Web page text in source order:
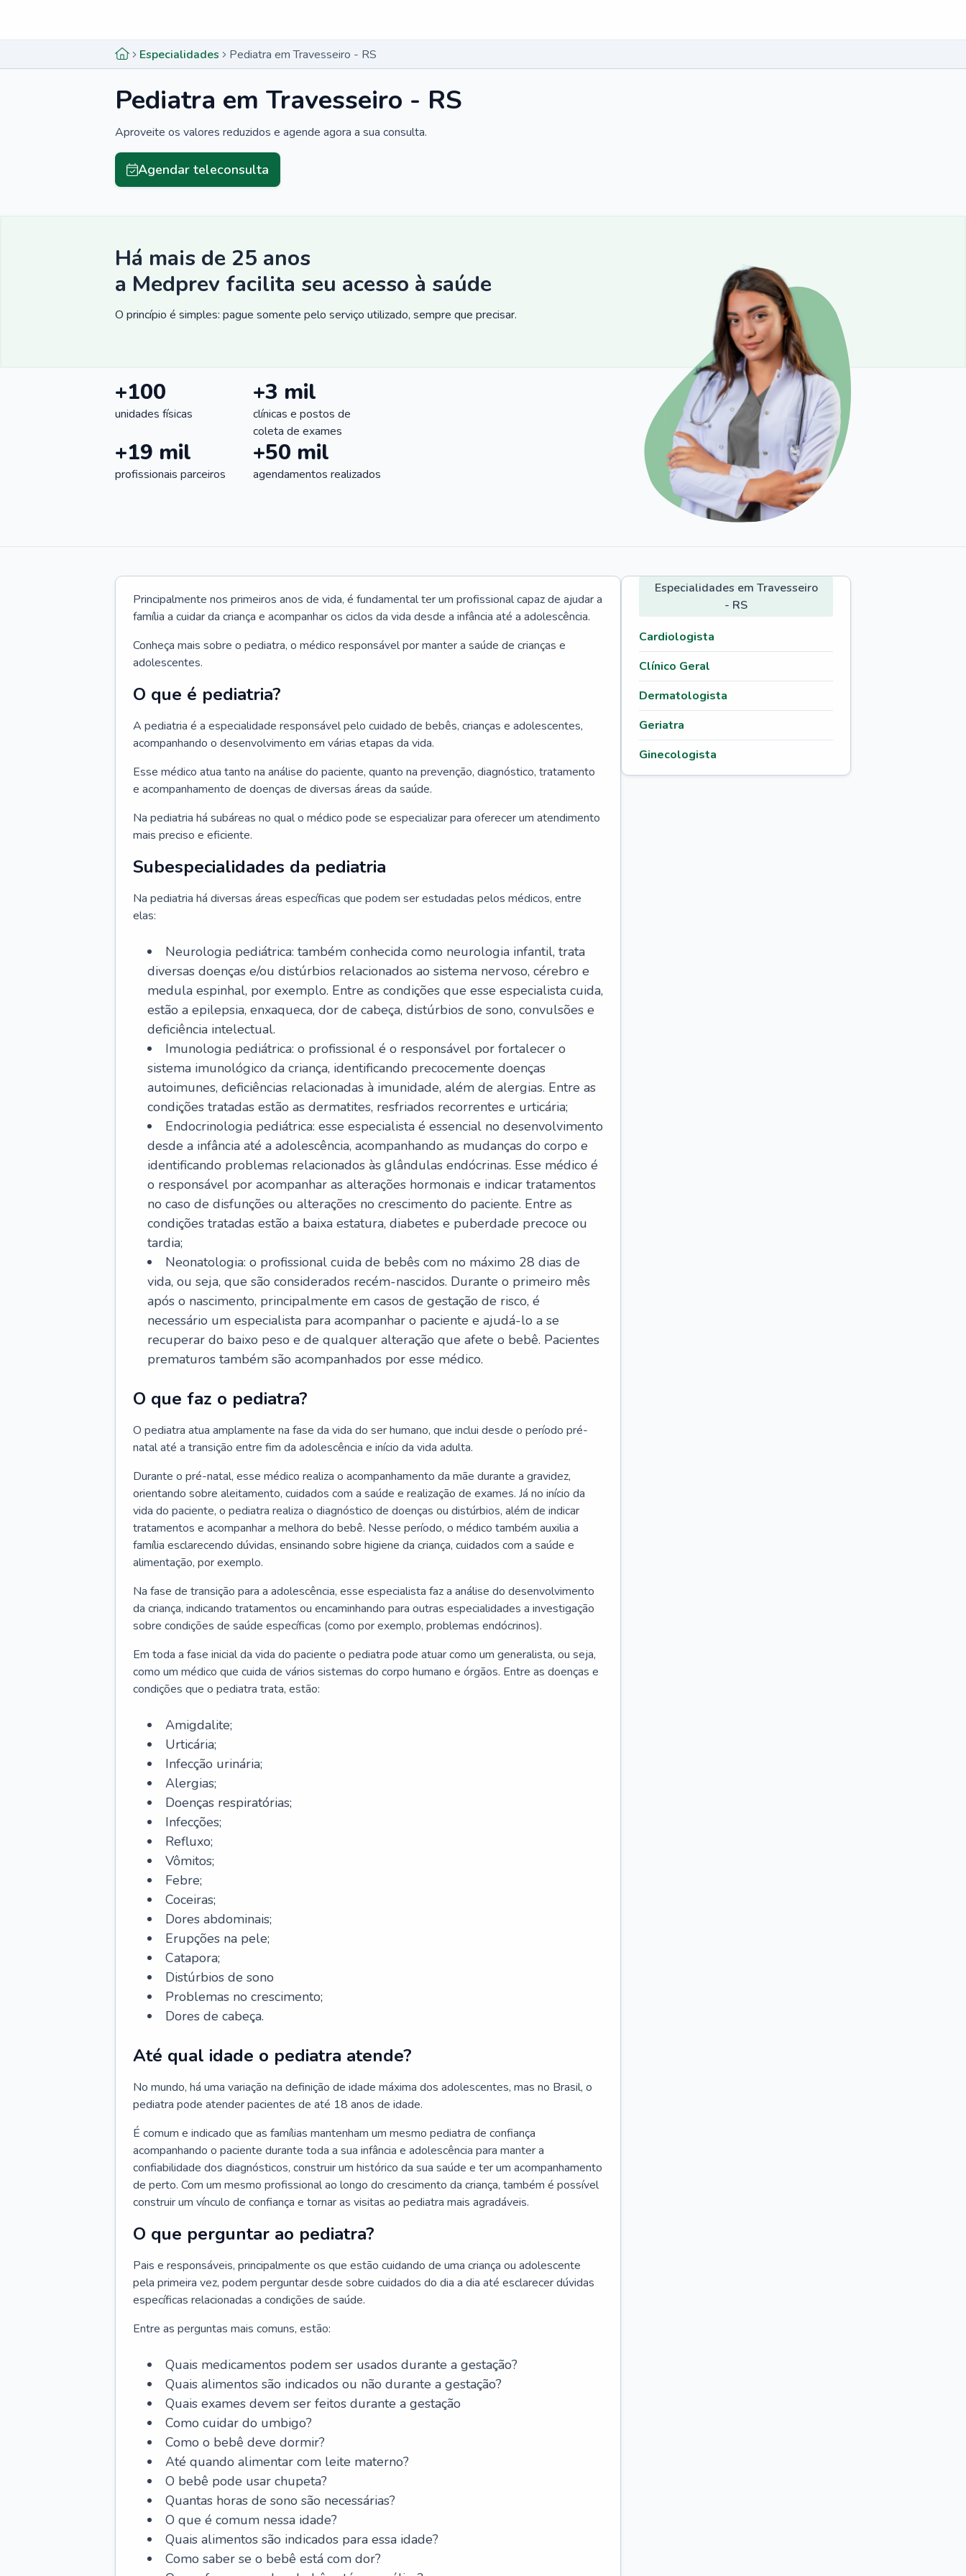
Especialidades Pediatra em Travesseiro - RS
Pediatra em Travesseiro - RS
Aproveite os valores reduzidos e agende agora a sua consulta.
Agendar teleconsulta
Há mais de 25 anos
a Medprev facilita seu acesso à saúde
O princípio é simples: pague somente pelo serviço utilizado, sempre que precisar.
+100
unidades físicas
+3 mil
clínicas e postos de
coleta de exames
+19 mil
profissionais parceiros
+50 mil
agendamentos realizados
Principalmente nos primeiros anos de vida, é fundamental ter um profissional capaz de ajudar a
família a cuidar da criança e acompanhar os ciclos da vida desde a infância até a adolescência.
Conheça mais sobre o pediatra, o médico responsável por manter a saúde de crianças e
adolescentes.
O que é pediatria?
A pediatria é a especialidade responsável pelo cuidado de bebês, crianças e adolescentes,
acompanhando o desenvolvimento em várias etapas da vida.
Esse médico atua tanto na análise do paciente, quanto na prevenção, diagnóstico, tratamento
e acompanhamento de doenças de diversas áreas da saúde.
Na pediatria há subáreas no qual o médico pode se especializar para oferecer um atendimento
mais preciso e eficiente.
Subespecialidades da pediatria
Na pediatria há diversas áreas específicas que podem ser estudadas pelos médicos, entre
elas:
Neurologia pediátrica: também conhecida como neurologia infantil, trata
diversas doenças e/ou distúrbios relacionados ao sistema nervoso, cérebro e
medula espinhal, por exemplo. Entre as condições que esse especialista cuida,
estão a epilepsia, enxaqueca, dor de cabeça, distúrbios de sono, convulsões e
deficiência intelectual.
Imunologia pediátrica: o profissional é o responsável por fortalecer o
sistema imunológico da criança, identificando precocemente doenças
autoimunes, deficiências relacionadas à imunidade, além de alergias. Entre as
condições tratadas estão as dermatites, resfriados recorrentes e urticária;
Endocrinologia pediátrica: esse especialista é essencial no desenvolvimento
desde a infância até a adolescência, acompanhando as mudanças do corpo e
identificando problemas relacionados às glândulas endócrinas. Esse médico é
o responsável por acompanhar as alterações hormonais e indicar tratamentos
no caso de disfunções ou alterações no crescimento do paciente. Entre as
condições tratadas estão a baixa estatura, diabetes e puberdade precoce ou
tardia;
Neonatologia: o profissional cuida de bebês com no máximo 28 dias de
vida, ou seja, que são considerados recém-nascidos. Durante o primeiro mês
após o nascimento, principalmente em casos de gestação de risco, é
necessário um especialista para acompanhar o paciente e ajudá-lo a se
recuperar do baixo peso e de qualquer alteração que afete o bebê. Pacientes
prematuros também são acompanhados por esse médico.
O que faz o pediatra?
O pediatra atua amplamente na fase da vida do ser humano, que inclui desde o período pré-
natal até a transição entre fim da adolescência e início da vida adulta.
Durante o pré-natal, esse médico realiza o acompanhamento da mãe durante a gravidez,
orientando sobre aleitamento, cuidados com a saúde e realização de exames. Já no início da
vida do paciente, o pediatra realiza o diagnóstico de doenças ou distúrbios, além de indicar
tratamentos e acompanhar a melhora do bebê. Nesse período, o médico também auxilia a
família esclarecendo dúvidas, ensinando sobre higiene da criança, cuidados com a saúde e
alimentação, por exemplo.
Na fase de transição para a adolescência, esse especialista faz a análise do desenvolvimento
da criança, indicando tratamentos ou encaminhando para outras especialidades a investigação
sobre condições de saúde específicas (como por exemplo, problemas endócrinos).
Em toda a fase inicial da vida do paciente o pediatra pode atuar como um generalista, ou seja,
como um médico que cuida de vários sistemas do corpo humano e órgãos. Entre as doenças e
condições que o pediatra trata, estão:
Amigdalite;
Urticária;
Infecção urinária;
Alergias;
Doenças respiratórias;
Infecções;
Refluxo;
Vômitos;
Febre;
Coceiras;
Dores abdominais;
Erupções na pele;
Catapora;
Distúrbios de sono
Problemas no crescimento;
Dores de cabeça.
Até qual idade o pediatra atende?
No mundo, há uma variação na definição de idade máxima dos adolescentes, mas no Brasil, o
pediatra pode atender pacientes de até 18 anos de idade.
É comum e indicado que as famílias mantenham um mesmo pediatra de confiança
acompanhando o paciente durante toda a sua infância e adolescência para manter a
confiabilidade dos diagnósticos, construir um histórico da sua saúde e ter um acompanhamento
de perto. Com um mesmo profissional ao longo do crescimento da criança, também é possível
construir um vínculo de confiança e tornar as visitas ao pediatra mais agradáveis.
O que perguntar ao pediatra?
Pais e responsáveis, principalmente os que estão cuidando de uma criança ou adolescente
pela primeira vez, podem perguntar desde sobre cuidados do dia a dia até esclarecer dúvidas
específicas relacionadas a condições de saúde.
Entre as perguntas mais comuns, estão:
Quais medicamentos podem ser usados durante a gestação?
Quais alimentos são indicados ou não durante a gestação?
Quais exames devem ser feitos durante a gestação
Como cuidar do umbigo?
Como o bebê deve dormir?
Até quando alimentar com leite materno?
O bebê pode usar chupeta?
Quantas horas de sono são necessárias?
O que é comum nessa idade?
Quais alimentos são indicados para essa idade?
Como saber se o bebê está com dor?
Especialidades em Travesseiro
- RS
Cardiologista
Clínico Geral
Dermatologista
Geriatra
Ginecologista